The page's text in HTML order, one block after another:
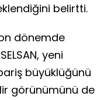
belirtti.
dönemde
yeni
büyüklüğünü
görünümünü de